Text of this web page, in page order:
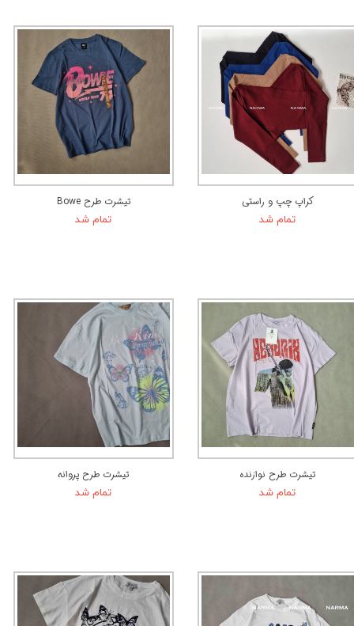
کراپ چپ و راستی
تمام شد
تیشرت طرح Bowe
تمام شد
تیشرت طرح نوازنده
تمام شد
تیشرت طرح پروانه
تمام شد